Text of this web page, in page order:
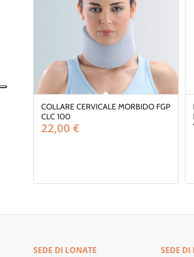
COLLARE CERVICALE MORBIDO FGP
CLC 100
22,00 €
SEDE DI LONATE
SEDE